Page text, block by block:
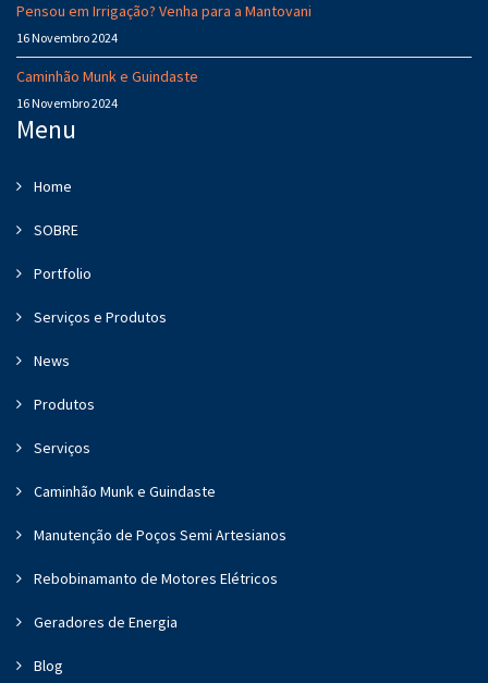
Pensou em Irrigação? Venha para a Mantovani
16 Novembro 2024
Caminhão Munk e Guindaste
16 Novembro 2024
Menu
Home
SOBRE
Portfolio
Serviços e Produtos
News
Produtos
Serviços
Caminhão Munk e Guindaste
Manutenção de Poços Semi Artesianos
Rebobinamanto de Motores Elétricos
Geradores de Energia
Blog